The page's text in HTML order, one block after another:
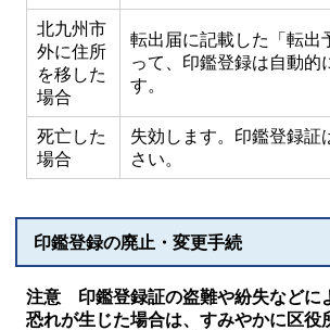
北九州市
外に住所
を移した
場合
転出届に記載した「転出
って、印鑑登録は自動的
す。
死亡した
場合
失効します。印鑑登録証
さい。
印鑑登録の廃止・変更手続
注意 印鑑登録証の盗難や紛失などに
恐れが生じた場合は、すみやかに区役